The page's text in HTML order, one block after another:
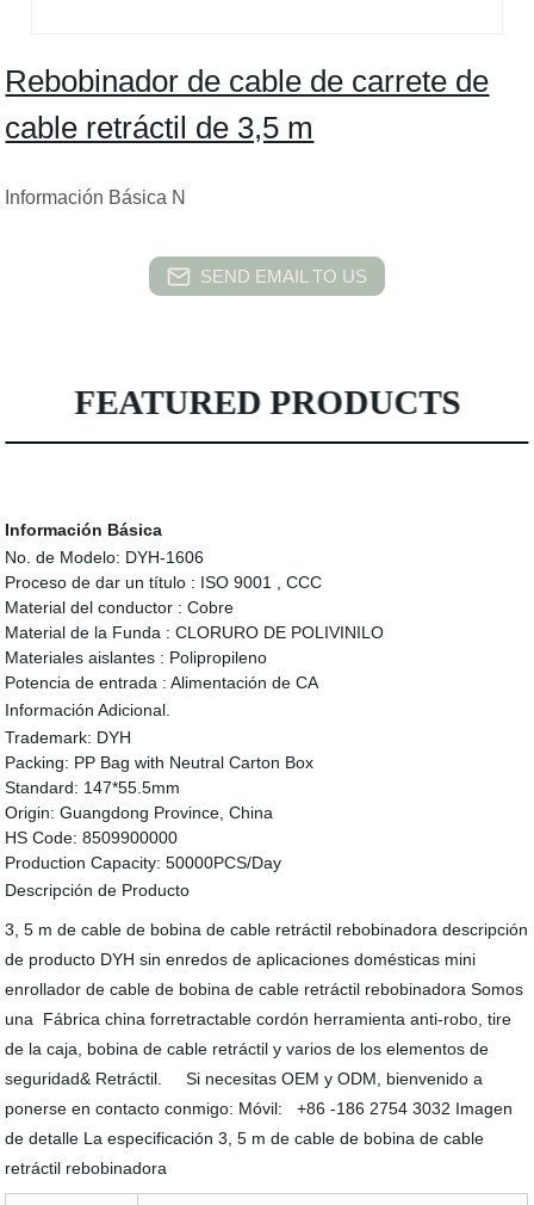
Rebobinador de cable de carrete de
cable retráctil de 3,5 m
Información Básica N
SEND EMAIL TO US
FEATURED PRODUCTS
Información Básica
No. de Modelo: DYH-1606
Proceso de dar un título : ISO 9001 , CCC
Material del conductor : Cobre
Material de la Funda : CLORURO DE POLIVINILO
Materiales aislantes : Polipropileno
Potencia de entrada : Alimentación de CA
Información Adicional.
Trademark: DYH
Packing: PP Bag with Neutral Carton Box
Standard: 147*55.5mm
Origin: Guangdong Province, China
HS Code: 8509900000
Production Capacity: 50000PCS/Day
Descripción de Producto
3, 5 m de cable de bobina de cable retráctil rebobinadora descripción
de producto DYH sin enredos de aplicaciones domésticas mini
enrollador de cable de bobina de cable retráctil rebobinadora Somos
una Fábrica china forretractable cordón herramienta anti-robo, tire
de la caja, bobina de cable retráctil y varios de los elementos de
seguridad& Retráctil. Si necesitas OEM y ODM, bienvenido a
ponerse en contacto conmigo: Móvil: +86 -186 2754 3032 Imagen
de detalle La especificación 3, 5 m de cable de bobina de cable
retráctil rebobinadora